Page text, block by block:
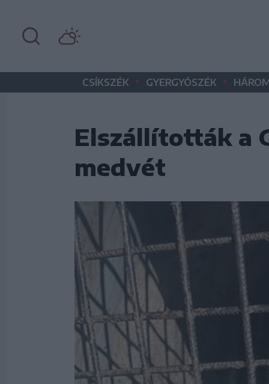
CSÍKSZÉK • GYERGYÓSZÉK •
Elszállították a
medvét